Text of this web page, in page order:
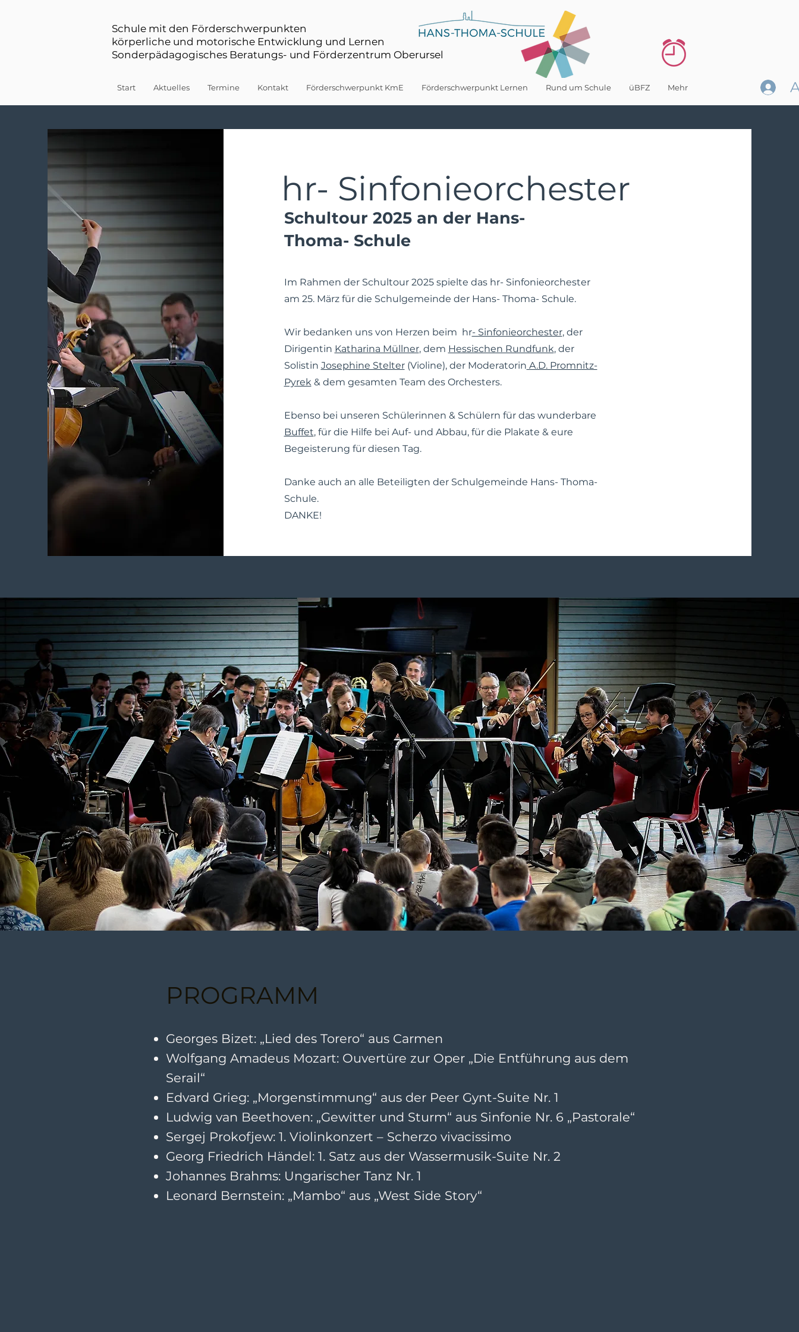
Schule mit den Förderschwerpunkten
körperliche und motorische Entwicklung und Lernen
Sonderpädagogisches Beratungs- und Förderzentrum Oberursel
Start Aktuelles Termine Kontakt Förderschwerpunkt KmE Förderschwerpunkt Lernen Rund um Schule üBFZ Mehr
hr- Sinfonieorchester
Schultour 2025 an der Hans-
Thoma- Schule
Im Rahmen der Schultour 2025 spielte das hr- Sinfonieorchester
am 25. März für die Schulgemeinde der Hans- Thoma- Schule.
Wir bedanken uns von Herzen beim hr- Sinfonieorchester, der
Dirigentin Katharina Müllner, dem Hessischen Rundfunk, der
Solistin Josephine Stelter(Violine), der Moderatorin A.D. Promnitz-
Pyrek& dem gesamten Team des Orchesters.
Ebenso bei unseren Schülerinnen & Schülern für das wunderbare
Buffet, für die Hilfe bei Auf- und Abbau, für die Plakate & eure
Begeisterung für diesen Tag.
Danke auch an alle Beteiligten der Schulgemeinde Hans- Thoma-
Schule.
DANKE!
PROGRAMM
Georges Bizet: „Lied des Torero“ aus Carmen
Wolfgang Amadeus Mozart: Ouvertüre zur Oper „Die Entführung aus dem
Serail“
Edvard Grieg: „Morgenstimmung“ aus der Peer Gynt-Suite Nr. 1
Ludwig van Beethoven: „Gewitter und Sturm“ aus Sinfonie Nr. 6 „Pastorale“
Sergej Prokofjew: 1. Violinkonzert – Scherzo vivacissimo
Georg Friedrich Händel: 1. Satz aus der Wassermusik-Suite Nr. 2
Johannes Brahms: Ungarischer Tanz Nr. 1
Leonard Bernstein: „Mambo“ aus „West Side Story“